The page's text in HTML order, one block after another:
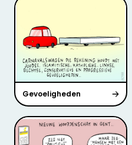
Gevoeligheden